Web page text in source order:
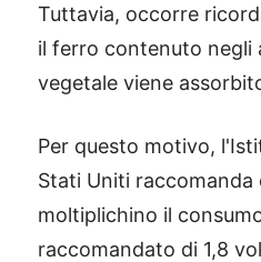
Tuttavia, occorre
il ferro contenuto negli
vegetale viene
Per questo motivo,
Stati Uniti raccomanda
moltiplichino il
raccomandato di 1,8